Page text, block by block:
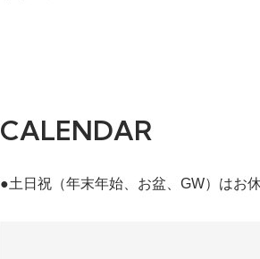
CALENDAR
●土日祝（年末年始、お盆、GW）はお